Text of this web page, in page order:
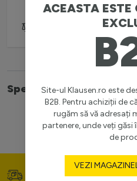
Adaugă pentru
Specificatii
ACEASTA ESTE
Site-ul Klausen.ro este
B2B. Pentru achiziții de
rugăm să vă adresați
partenere, unde veți
de
VEZI
Transport gratuit (>400